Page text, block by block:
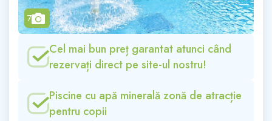
7camera
Cel mai bun preț garantat atunci când
rezervați direct pe site-ul nostru!
Piscine cu apă minerală zonă de atracție
pentru copii